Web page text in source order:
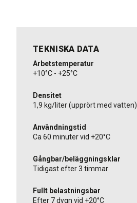
TEKNISKA DATA
Arbetstemperatur
+10°C - +25°C
Densitet
1,9 kg/liter (upprört med vatten)
Användningstid
Ca 60 minuter vid +20°C
Gångbar/beläggningsklar
Tidigast efter 3 timmar
Fullt belastningsbar
Efter 7 dygn vid +20°C